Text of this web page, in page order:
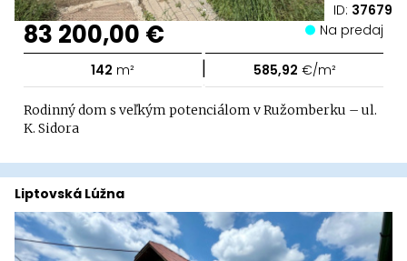
ID: 37679
83 200,00 € Na predaj
142 m² | 585,92 €/m²
Rodinný dom s veľkým potenciálom v Ružomberku – ul.
K. Sidora
Liptovská Lúžna